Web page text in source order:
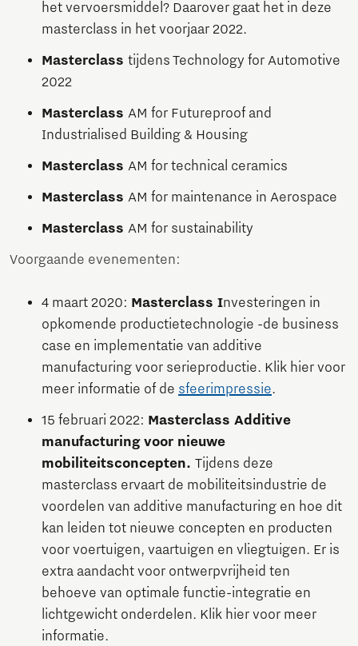
het vervoersmiddel? Daarover gaat het in deze
masterclass in het voorjaar 2022.
Masterclass tijdens Technology for Automotive
2022
Masterclass AM for Futureproof and
Industrialised Building & Housing
Masterclass AM for technical ceramics
Masterclass AM for maintenance in Aerospace
Masterclass AM for sustainability
Voorgaande evenementen:
4 maart 2020: Masterclass Investeringen in
opkomende productietechnologie -de business
case en implementatie van additive
manufacturing voor serieproductie. Klik hier voor
meer informatie of de sfeerimpressie.
15 februari 2022: Masterclass Additive
manufacturing voor nieuwe
mobiliteitsconcepten. Tijdens deze
masterclass ervaart de mobiliteitsindustrie de
voordelen van additive manufacturing en hoe dit
kan leiden tot nieuwe concepten en producten
voor voertuigen, vaartuigen en vliegtuigen. Er is
extra aandacht voor ontwerpvrijheid ten
behoeve van optimale functie-integratie en
lichtgewicht onderdelen. Klik hier voor meer
informatie.